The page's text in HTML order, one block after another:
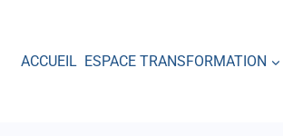
ACCUEIL ESPACE TRANSFORMATION